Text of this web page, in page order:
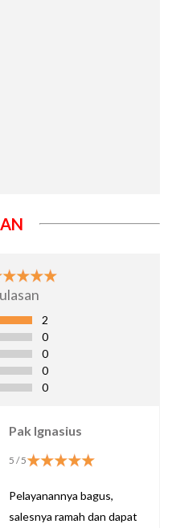
ulasan
2
0
0
0
0
Pak Ignasius
5 / 5
Pelayanannya bagus,
salesnya ramah dan dapat